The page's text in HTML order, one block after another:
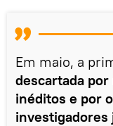
Em maio, a
descartada
inéditos e por
investigadores